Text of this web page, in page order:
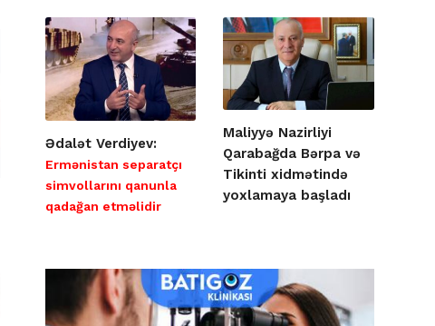
Ədalət Verdiyev:
Ermənistan separatçı
simvollarını qanunla
qadağan etməlidir
Maliyyə Nazirliyi
Qarabağda Bərpa və
Tikinti xidmətində
yoxlamaya başladı